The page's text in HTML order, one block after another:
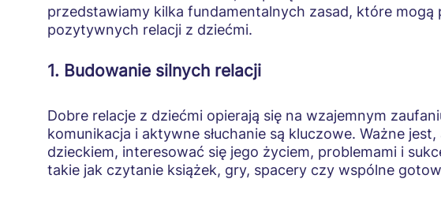
przedstawiamy kilka fundamentalnych zasad, które
pozytywnych relacji z dziećmi.
1. Budowanie silnych relacji
Dobre relacje z dziećmi opierają się na wzajemnym
komunikacja i aktywne słuchanie są kluczowe. Ważne
dzieckiem, interesować się jego życiem, problemami i
takie jak czytanie książek, gry, spacery czy wspólne